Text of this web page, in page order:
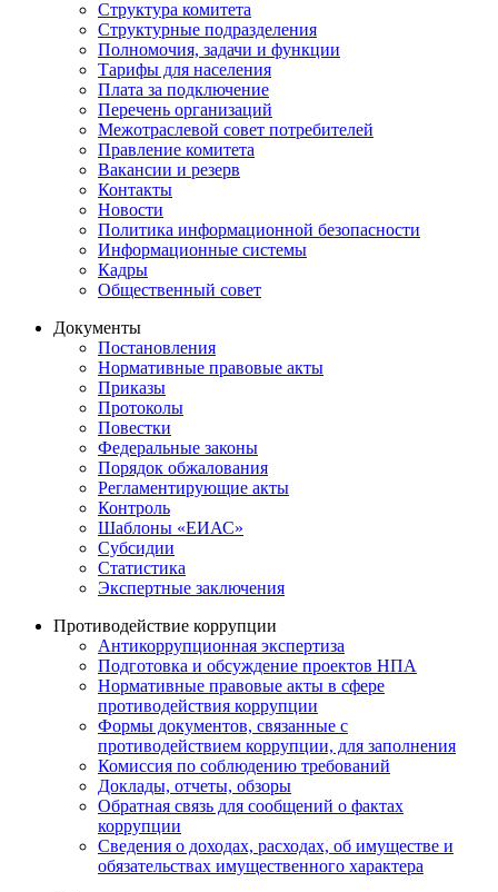
Структура комитета
Структурные подразделения
Полномочия, задачи и функции
Тарифы для населения
Плата за подключение
Перечень организаций
Межотраслевой совет потребителей
Правление комитета
Вакансии и резерв
Контакты
Новости
Политика информационной безопасности
Информационные системы
Кадры
Общественный совет
Документы
Постановления
Нормативные правовые акты
Приказы
Протоколы
Повестки
Федеральные законы
Порядок обжалования
Регламентирующие акты
Контроль
Шаблоны «ЕИАС»
Субсидии
Статистика
Экспертные заключения
Противодействие коррупции
Антикоррупционная экспертиза
Подготовка и обсуждение проектов НПА
Нормативные правовые акты в сфере
противодействия коррупции
Формы документов, связанные с
противодействием коррупции, для заполнения
Комиссия по соблюдению требований
Доклады, отчеты, обзоры
Обратная связь для сообщений о фактах
коррупции
Сведения о доходах, расходах, об имуществе и
обязательствах имущественного характера